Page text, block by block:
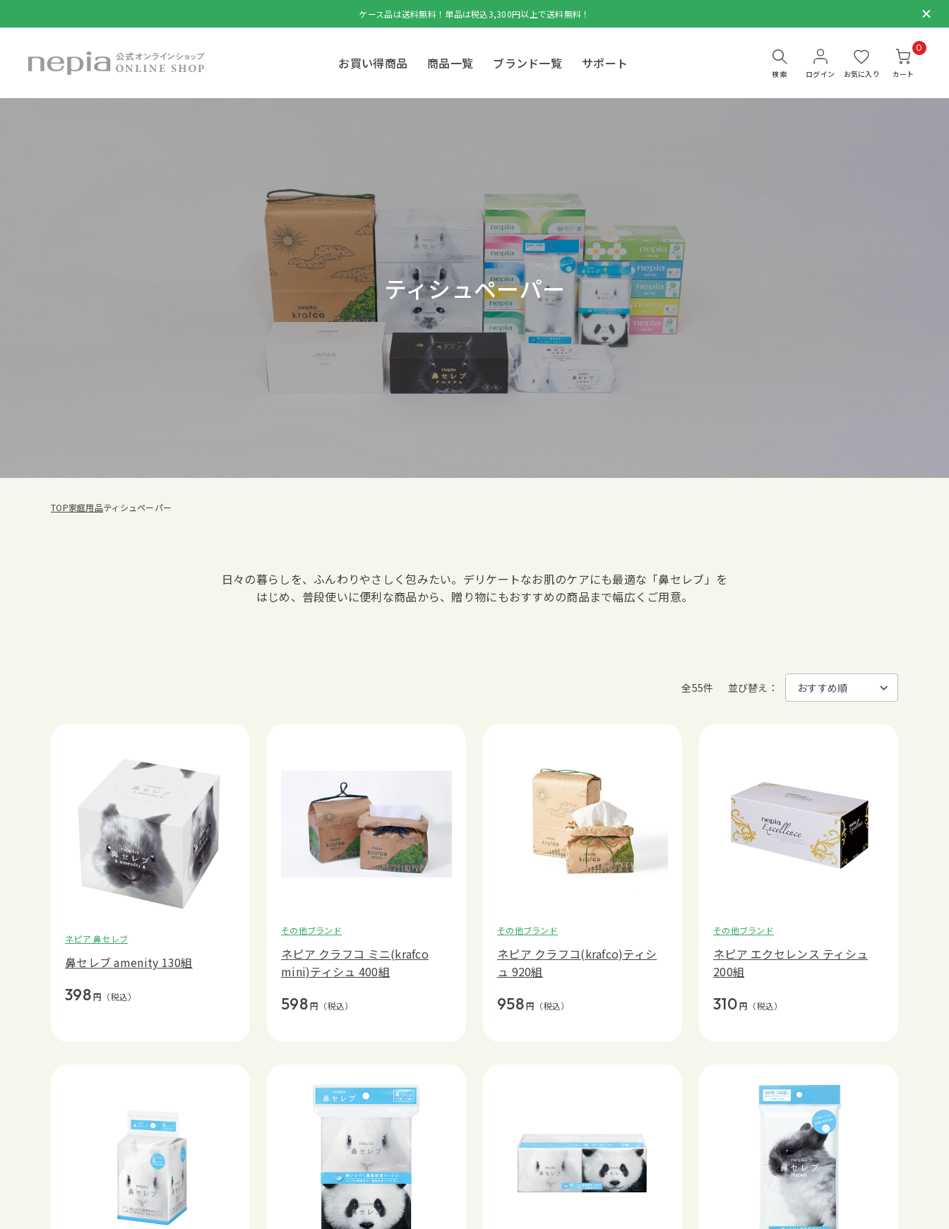
ケース品は送料無料！単品は税込3,300円以上で送料無料！
検索
お買い得商品 商品一覧 ブランド一覧 サポート
ログイン お気に入り
0
カート
ティシュペーパー
TOP家庭用品ティシュペーパー
日々の暮らしを、ふんわりやさしく包みたい。デリケートなお肌のケアにも最適な「鼻セレブ」を
はじめ、普段使いに便利な商品から、贈り物にもおすすめの商品まで幅広くご用意。
全55件 並び替え：
ネピア 鼻セレブ
鼻セレブ amenity 130組
398円 （税込）
その他ブランド
ネピア クラフコ ミニ(krafco
mini)ティシュ 400組
598円 （税込）
その他ブランド
ネピア クラフコ(krafco)ティシ
ュ 920組
958円 （税込）
その他ブランド
ネピア エクセレンス ティシュ
200組
310円 （税込）